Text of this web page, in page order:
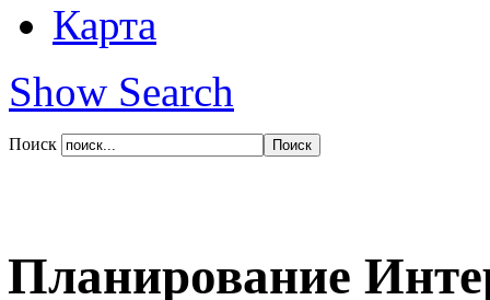
Карта
Show Search
Поиск
Планирование